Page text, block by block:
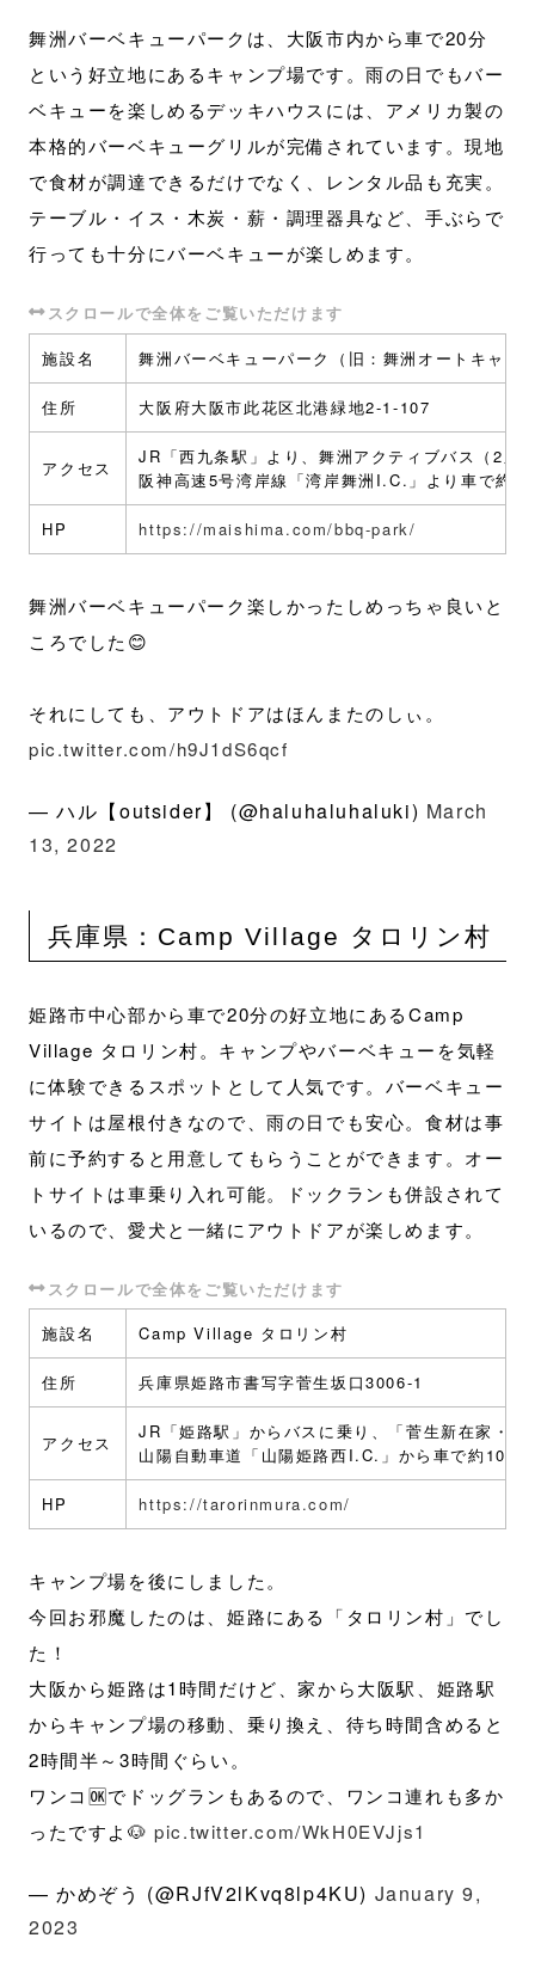
舞洲バーベキューパークは、大阪市内から車で20分
という好立地にあるキャンプ場です。雨の日でもバー
ベキューを楽しめるデッキハウスには、アメリカ製の
本格的バーベキューグリルが完備されています。現地
で食材が調達できるだけでなく、レンタル品も充実。
テーブル・イス・木炭・薪・調理器具など、手ぶらで
行っても十分にバーベキューが楽しめます。
施設名 舞洲バーベキューパーク（旧：舞洲オートキャン
住所 大阪府大阪市此花区北港緑地2-1-107
アクセス
JR「西九条駅」より、舞洲アクティブバス（2系
阪神高速5号湾岸線「湾岸舞洲I.C.」より車で約5
HP https://maishima.com/bbq-park/
舞洲バーベキューパーク楽しかったしめっちゃ良いと
ころでした😊
それにしても、アウトドアはほんまたのしぃ。
pic.twitter.com/h9J1dS6qcf
— ハル【outsider】 (@haluhaluhaluki) March
13, 2022
兵庫県：Camp Village タロリン村
姫路市中心部から車で20分の好立地にあるCamp
Village タロリン村。キャンプやバーベキューを気軽
に体験できるスポットとして人気です。バーベキュー
サイトは屋根付きなので、雨の日でも安心。食材は事
前に予約すると用意してもらうことができます。オー
トサイトは車乗り入れ可能。ドックランも併設されて
いるので、愛犬と一緒にアウトドアが楽しめます。
施設名 Camp Village タロリン村
住所 兵庫県姫路市書写字菅生坂口3006-1
アクセス
JR「姫路駅」からバスに乗り、「菅生新在家・
山陽自動車道「山陽姫路西I.C.」から車で約10分
HP https://tarorinmura.com/
キャンプ場を後にしました。
今回お邪魔したのは、姫路にある「タロリン村」でし
た！
大阪から姫路は1時間だけど、家から大阪駅、姫路駅
からキャンプ場の移動、乗り換え、待ち時間含めると
2時間半～3時間ぐらい。
ワンコ🆗でドッグランもあるので、ワンコ連れも多か
ったですよ🐶pic.twitter.com/WkH0EVJjs1
— かめぞう (@RJfV2lKvq8lp4KU) January 9,
2023